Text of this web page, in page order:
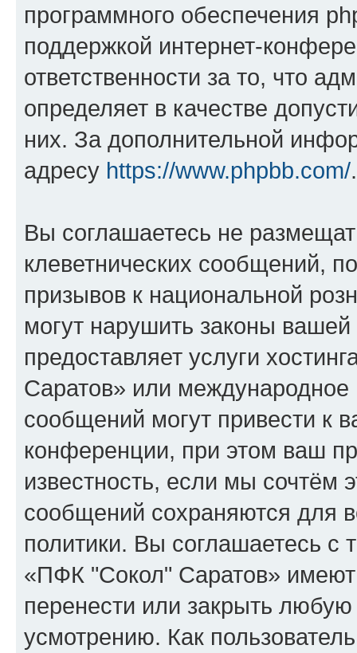
программного обеспечения
поддержкой интернет-
ответственности за то, что
определяет в качестве
них. За дополнительной
адресу https://www.phpbb.com/.
Вы соглашаетесь не
клеветнических сообщений,
призывов к национальной
могут нарушить законы
предоставляет услуги
Саратов» или
сообщений могут привести к
конференции, при этом ваш
известность, если мы сочтём
сообщений сохраняются для
политики. Вы соглашаетесь
«ПФК "Сокол" Саратов» имеют
перенести или закрыть
усмотрению. Как